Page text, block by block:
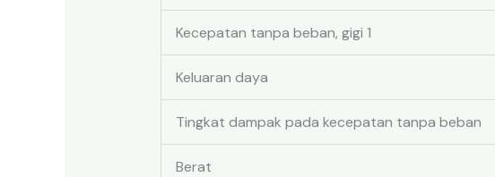
Kecepatan tanpa beban, gigi 1
Keluaran daya
Tingkat dampak pada kecepatan tanpa beban
Berat